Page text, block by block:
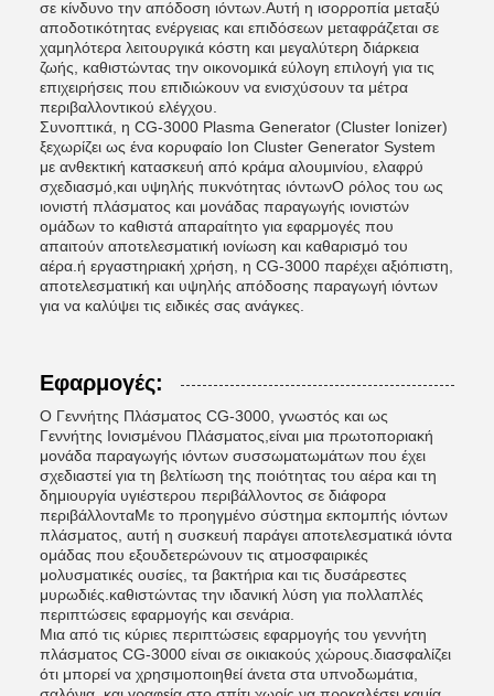
σε κίνδυνο την απόδοση ιόντων.Αυτή η ισορροπία μεταξύ
αποδοτικότητας ενέργειας και επιδόσεων μεταφράζεται σε
χαμηλότερα λειτουργικά κόστη και μεγαλύτερη διάρκεια
ζωής, καθιστώντας την οικονομικά εύλογη επιλογή για τις
επιχειρήσεις που επιδιώκουν να ενισχύσουν τα μέτρα
περιβαλλοντικού ελέγχου.
Συνοπτικά, η CG-3000 Plasma Generator (Cluster Ionizer)
ξεχωρίζει ως ένα κορυφαίο Ion Cluster Generator System
με ανθεκτική κατασκευή από κράμα αλουμινίου, ελαφρύ
σχεδιασμό,και υψηλής πυκνότητας ιόντωνΟ ρόλος του ως
ιονιστή πλάσματος και μονάδας παραγωγής ιονιστών
ομάδων το καθιστά απαραίτητο για εφαρμογές που
απαιτούν αποτελεσματική ιονίωση και καθαρισμό του
αέρα.ή εργαστηριακή χρήση, η CG-3000 παρέχει αξιόπιστη,
αποτελεσματική και υψηλής απόδοσης παραγωγή ιόντων
για να καλύψει τις ειδικές σας ανάγκες.
Εφαρμογές:
Ο Γεννήτης Πλάσματος CG-3000, γνωστός και ως
Γεννήτης Ιονισμένου Πλάσματος,είναι μια πρωτοποριακή
μονάδα παραγωγής ιόντων συσσωματωμάτων που έχει
σχεδιαστεί για τη βελτίωση της ποιότητας του αέρα και τη
δημιουργία υγιέστερου περιβάλλοντος σε διάφορα
περιβάλλονταΜε το προηγμένο σύστημα εκπομπής ιόντων
πλάσματος, αυτή η συσκευή παράγει αποτελεσματικά ιόντα
ομάδας που εξουδετερώνουν τις ατμοσφαιρικές
μολυσματικές ουσίες, τα βακτήρια και τις δυσάρεστες
μυρωδιές.καθιστώντας την ιδανική λύση για πολλαπλές
περιπτώσεις εφαρμογής και σενάρια.
Μια από τις κύριες περιπτώσεις εφαρμογής του γεννήτη
πλάσματος CG-3000 είναι σε οικιακούς χώρους.διασφαλίζει
ότι μπορεί να χρησιμοποιηθεί άνετα στα υπνοδωμάτια,